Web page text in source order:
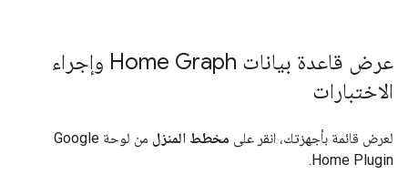
عرض قاعدة بيانات Home Graph وإجراء
الاختبارات
لعرض قائمة بأجهزتك، انقر على مخطط المنزل من لوحة Google
Home Plugin
.